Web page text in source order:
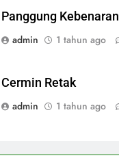
Panggung Kebenaran
admin
1 tahun ago
Cermin Retak
admin
1 tahun ago